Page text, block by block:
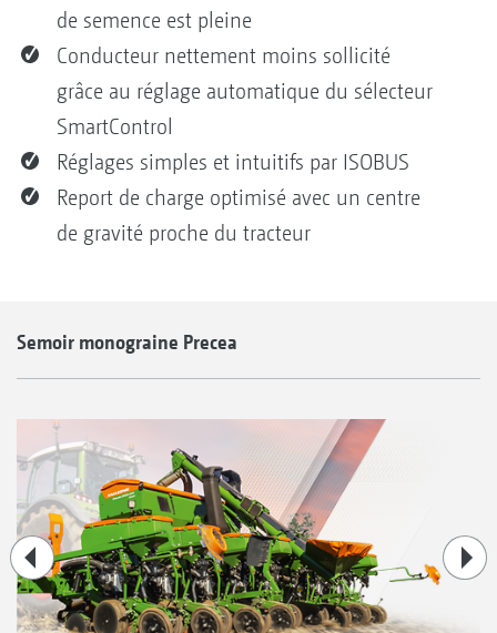
de semence est pleine
Conducteur nettement moins sollicité
grâce au réglage automatique du sélecteur
SmartControl
Réglages simples et intuitifs par ISOBUS
Report de charge optimisé avec un centre
de gravité proche du tracteur
Semoir monograine Precea